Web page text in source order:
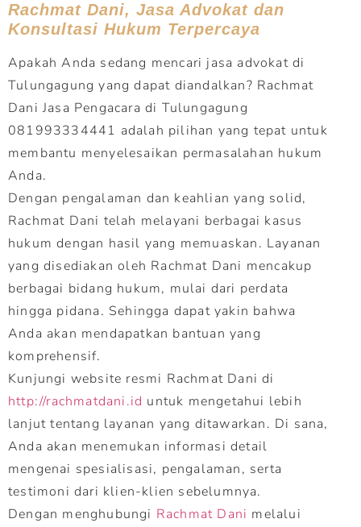
Rachmat Dani, Jasa Advokat dan
Konsultasi Hukum Terpercaya
Apakah Anda sedang mencari jasa advokat di
Tulungagung yang dapat diandalkan? Rachmat
Dani Jasa Pengacara di Tulungagung
081993334441 adalah pilihan yang tepat untuk
membantu menyelesaikan permasalahan hukum
Anda.
Dengan pengalaman dan keahlian yang solid,
Rachmat Dani telah melayani berbagai kasus
hukum dengan hasil yang memuaskan. Layanan
yang disediakan oleh Rachmat Dani mencakup
berbagai bidang hukum, mulai dari perdata
hingga pidana. Sehingga dapat yakin bahwa
Anda akan mendapatkan bantuan yang
komprehensif.
Kunjungi website resmi Rachmat Dani di
http://rachmatdani.id untuk mengetahui lebih
lanjut tentang layanan yang ditawarkan. Di sana,
Anda akan menemukan informasi detail
mengenai spesialisasi, pengalaman, serta
testimoni dari klien-klien sebelumnya.
Dengan menghubungi Rachmat Dani melalui